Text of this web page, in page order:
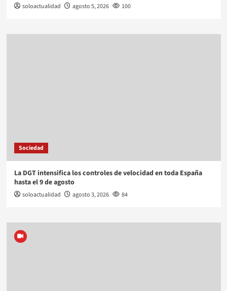
soloactualidad agosto 5, 2026 100
Sociedad
La DGT intensifica los controles de velocidad en toda España
hasta el 9 de agosto
soloactualidad agosto 3, 2026 84